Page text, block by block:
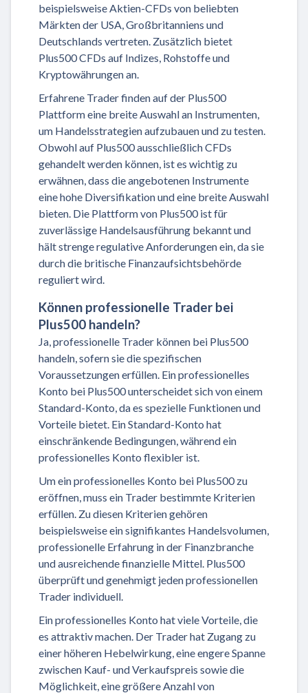
beispielsweise Aktien-CFDs von beliebten
Märkten der USA, Großbritanniens und
Deutschlands vertreten. Zusätzlich bietet
Plus500 CFDs auf Indizes, Rohstoffe und
Kryptowährungen an.
Erfahrene Trader finden auf der Plus500
Plattform eine breite Auswahl an Instrumenten,
um Handelsstrategien aufzubauen und zu testen.
Obwohl auf Plus500 ausschließlich CFDs
gehandelt werden können, ist es wichtig zu
erwähnen, dass die angebotenen Instrumente
eine hohe Diversifikation und eine breite Auswahl
bieten. Die Plattform von Plus500 ist für
zuverlässige Handelsausführung bekannt und
hält strenge regulative Anforderungen ein, da sie
durch die britische Finanzaufsichtsbehörde
reguliert wird.
Können professionelle Trader bei
Plus500 handeln?
Ja, professionelle Trader können bei Plus500
handeln, sofern sie die spezifischen
Voraussetzungen erfüllen. Ein professionelles
Konto bei Plus500 unterscheidet sich von einem
Standard-Konto, da es spezielle Funktionen und
Vorteile bietet. Ein Standard-Konto hat
einschränkende Bedingungen, während ein
professionelles Konto flexibler ist.
Um ein professionelles Konto bei Plus500 zu
eröffnen, muss ein Trader bestimmte Kriterien
erfüllen. Zu diesen Kriterien gehören
beispielsweise ein signifikantes Handelsvolumen,
professionelle Erfahrung in der Finanzbranche
und ausreichende finanzielle Mittel. Plus500
überprüft und genehmigt jeden professionellen
Trader individuell.
Ein professionelles Konto hat viele Vorteile, die
es attraktiv machen. Der Trader hat Zugang zu
einer höheren Hebelwirkung, eine engere Spanne
zwischen Kauf- und Verkaufspreis sowie die
Möglichkeit, eine größere Anzahl von